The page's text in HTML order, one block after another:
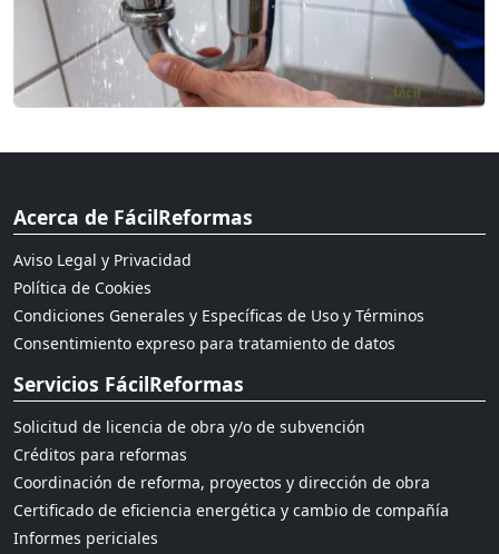
Acerca de FácilReformas
Aviso Legal y Privacidad
Política de Cookies
Condiciones Generales y Específicas de Uso y Términos
Consentimiento expreso para tratamiento de datos
Servicios FácilReformas
Solicitud de licencia de obra y/o de subvención
Créditos para reformas
Coordinación de reforma, proyectos y dirección de obra
Certificado de eficiencia energética y cambio de compañía
Informes periciales